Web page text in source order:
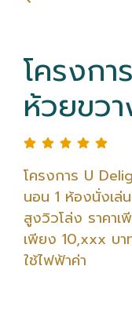
โครงก
ห้วยขว
โครงการ U
นอน 1 ห้องนั่งเล่
สูงวิวโล่ง ราคา
เพียง 10,xxx บา
ใช้ไฟฟ้าค่า